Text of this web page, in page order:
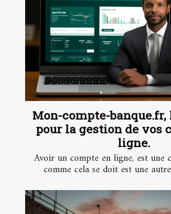
Mon-compte-
pour la gestion de vos
ligne.
Avoir un compte en ligne, est une
comme cela se doit est une